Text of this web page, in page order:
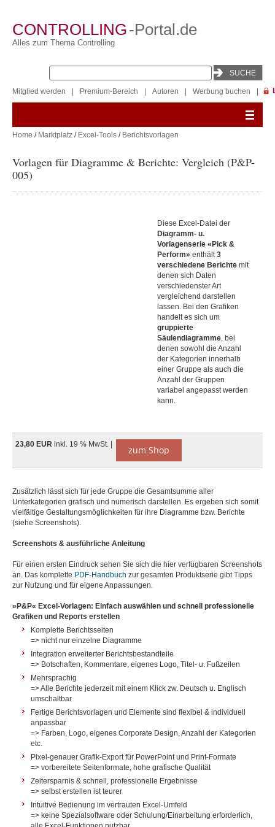
CONTROLLING-Portal.de
Alles zum Thema Controlling
Mitglied werden Premium-Bereich Autoren Werbung buchen
Home / Marktplatz / Excel-Tools / Berichtsvorlagen
Vorlagen für Diagramme & Berichte: Vergleich (P&P-
005)
Diese Excel-Datei der
Diagramm- u.
Vorlagenserie «Pick &
Perform» enthält3
verschiedene Berichte mit
denen sich Daten
verschiedenster Art
vergleichend darstellen
lassen. Bei den Grafiken
handelt es sich um
gruppierte
Säulendiagramme, bei
denen sowohl die Anzahl
der Kategorien innerhalb
einer Gruppe als auch die
Anzahl der Gruppen
variabel angepasst werden
kann.
23,80 EUR inkl. 19 % MwSt. | zum Shop
Zusätzlich lässt sich für jede Gruppe die Gesamtsumme aller
Unterkategorien grafisch und numerisch darstellen. Es ergeben sich somit
vielfältige Gestaltungsmöglichkeiten für ihre Diagramme bzw. Berichte
(siehe Screenshots).
Screenshots & ausführliche Anleitung
Für einen ersten Eindruck sehen Sie sich die hier verfügbaren Screenshots
an. Das komplette PDF-Handbuch zur gesamten Produktserie gibt Tipps
zur Nutzung und für eigene Anpassungen.
»P&P« Excel-Vorlagen: Einfach auswählen und schnell professionelle
Grafiken und Reports erstellen
Komplette Berichtsseiten
=> nicht nur einzelne Diagramme
Integration erweiterter Berichtsbestandteile
=> Botschaften, Kommentare, eigenes Logo, Titel- u. Fußzeilen
Mehrsprachig
=> Alle Berichte jederzeit mit einem Klick zw. Deutsch u. Englisch
umschaltbar
Fertige Berichtsvorlagen und Elemente sind flexibel & individuell
anpassbar
=> Farben, Logo, eigenes Corporate Design, Anzahl der Kategorien
etc.
Pixel-genauer Grafik-Export für PowerPoint und Print-Formate
=> vorbereitete Seitenformate, hohe grafische Qualität
Zeitersparnis & schnell, professionelle Ergebnisse
=> selbst erstellen ist teurer
Intuitive Bedienung im vertrauten Excel-Umfeld
=> keine Spezialsoftware oder Schulung/Einarbeitung erforderlich,